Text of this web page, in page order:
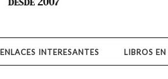
ENLACES INTERESANTES LIBROS